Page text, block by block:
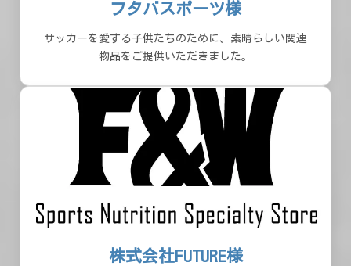
フタバスポーツ様
サッカーを愛する子供たちのために、素晴らしい関連
物品をご提供いただきました。
株式会社FUTURE様